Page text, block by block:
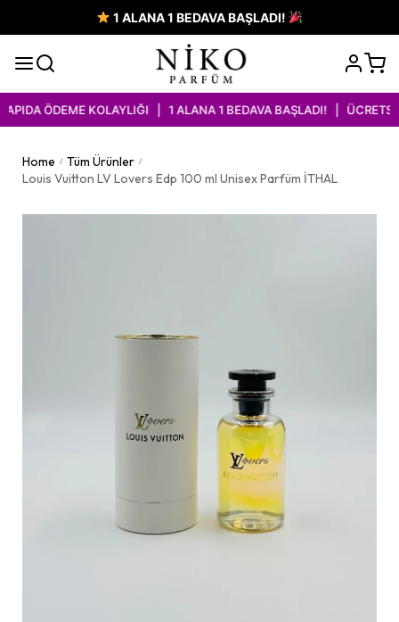
1 ALANA 1 BEDAVA BAŞLADI!
ÖDEME KOLAYLIĞI | 1 ALANA 1 BEDAVA BAŞLADI! | ÜCRETSİZ
Home / Tüm Ürünler /
Louis Vuitton LV Lovers Edp 100 ml Unisex Parfüm İTHAL